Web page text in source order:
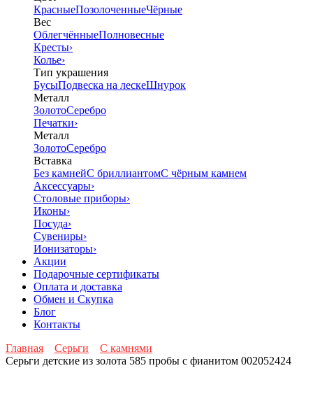
КрасныеПозолоченныеЧёрные
Вес
ОблегчённыеПолновесные
Кресты›
Колье›
Тип украшения
БусыПодвеска на лескеШнурок
Металл
ЗолотоСеребро
Печатки›
Металл
ЗолотоСеребро
Вставка
Без камнейС бриллиантомС чёрным камнем
Аксессуары›
Столовые приборы›
Иконы›
Посуда›
Сувениры›
Ионизаторы›
Акции
Подарочные сертификаты
Оплата и доставка
Обмен и Скупка
Блог
Контакты
Главная
Серьги
С камнями
Серьги детские из золота 585 пробы с фианитом 002052424